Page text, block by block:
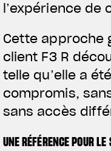
l’expérience de
Cette approche
client F3 R
telle qu’elle a
compromis,
sans accès
UNE RÉFÉRENCE POUR LE